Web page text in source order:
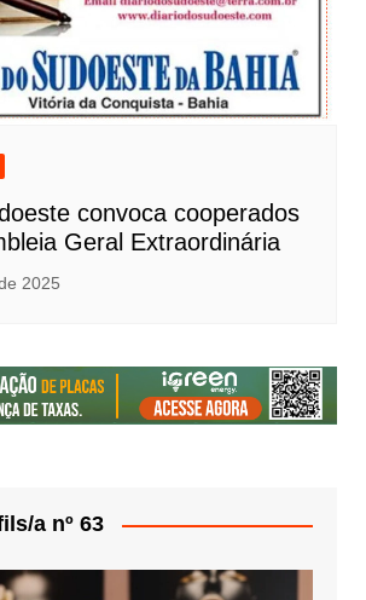
convoca cooperados
Geral Extraordinária
2025
a nº 63